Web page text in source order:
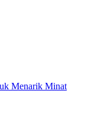
Menarik Minat